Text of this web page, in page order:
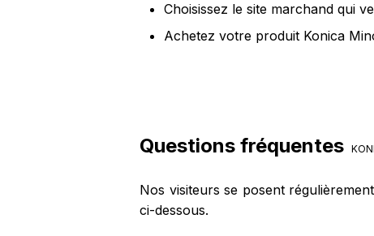
Choisissez le site marchand qui
Achetez votre produit Konica
Questions fréquentes
Nos visiteurs se posent
ci-dessous.